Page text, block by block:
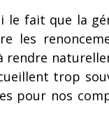
le fait que la
rendre
trop
nos